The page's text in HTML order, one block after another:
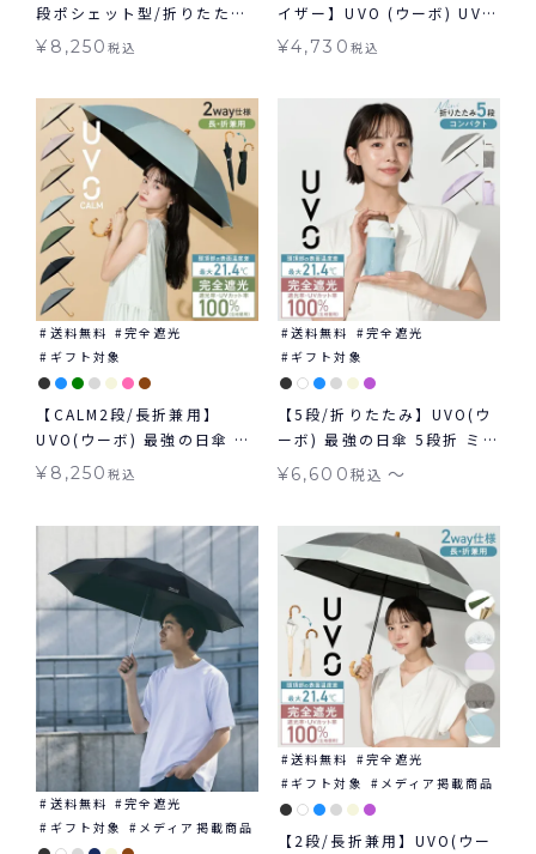
段ポシェット型/折りたた
み】UVO(ウーボ) 最強の日
たみ 晴雨兼用 ギフト対象 ≪
送料無料≫
¥ 8,250税込
イザー】UVO (ウーボ) UVカ
ット 帽子 ギフト対象 ≪送料
¥4,730 税込
送料無料
完全遮光
ギフト対象
【CALM2段/長折兼用】
UVO(ウーボ) 最強の日傘 カ
ーム 2way 折りたたみ 長傘
¥ 8,250税込
送料無料
完全遮光
ギフト対象
【5段/折りたたみ】UVO(ウ
ーボ) 最強の日傘 5段折 ミニ
コンパクト 無地 切り継ぎ ギ
フト対象 ≪送料無料≫ 晴雨
¥6,600税込 〜
送料無料
完全遮光
ギフト対象
メディア掲載商品
送料無料
完全遮光
ギフト対象
メディア掲載商品
【2段/長折兼用】UVO(ウー